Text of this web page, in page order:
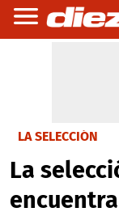
LA SELECCIÓN
La